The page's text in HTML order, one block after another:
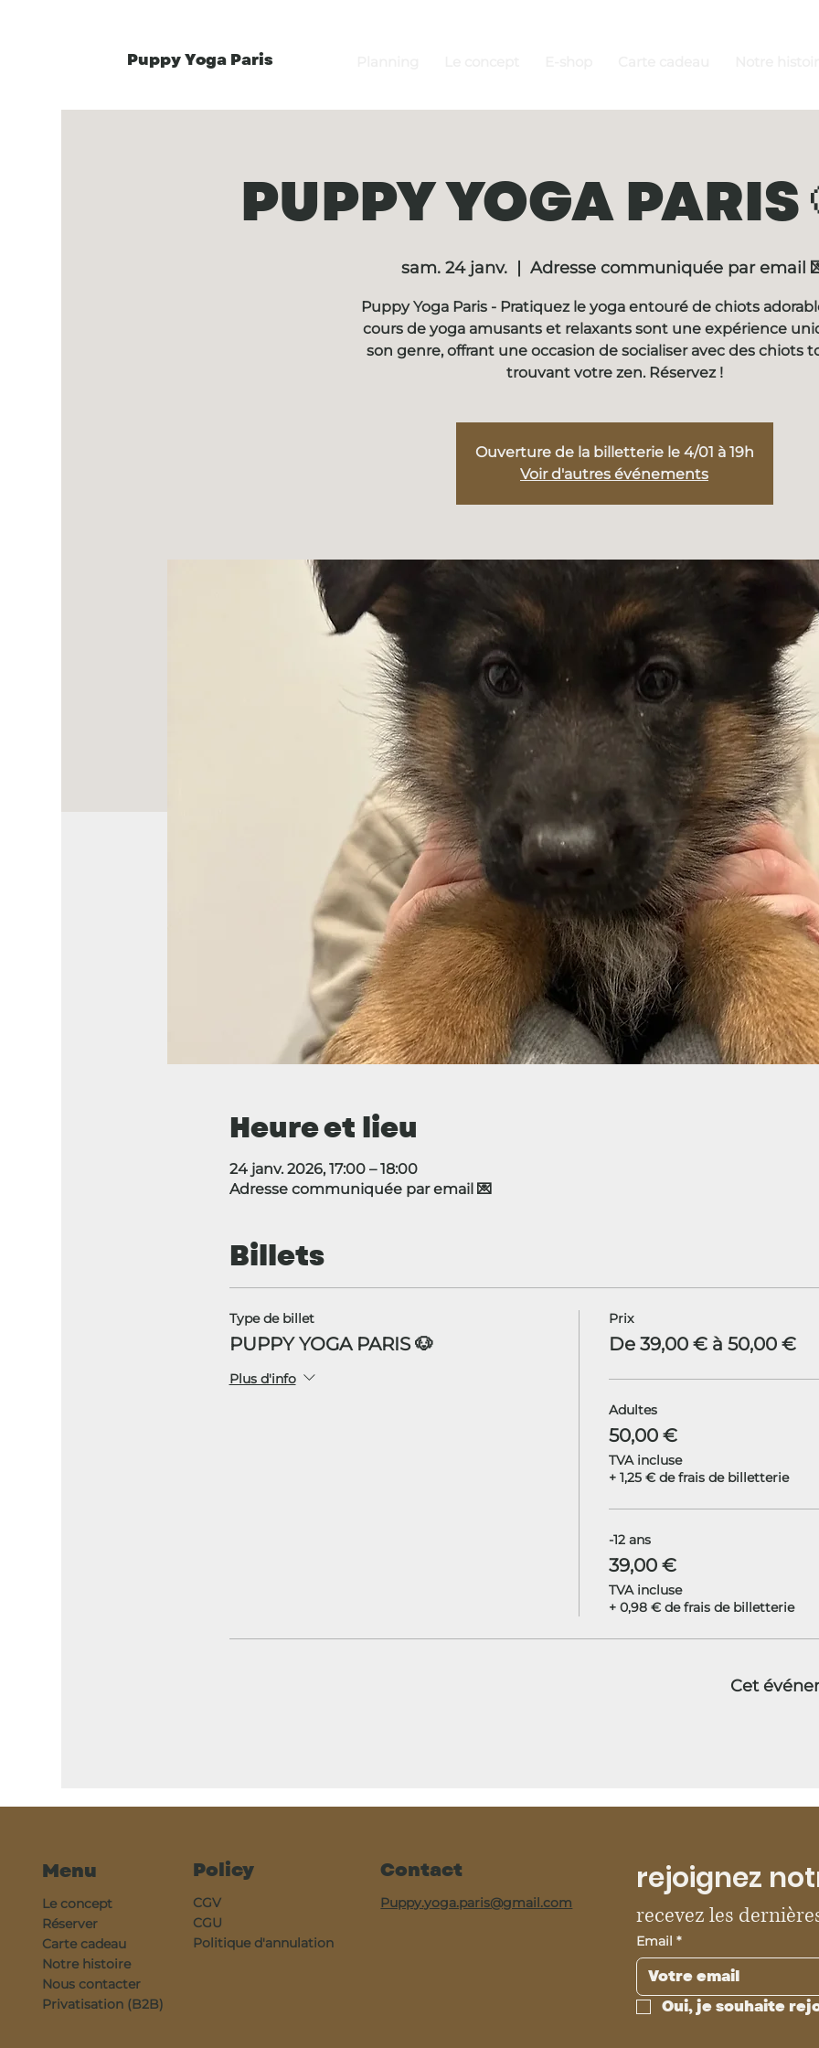
Puppy Yoga Paris
PUPPY YOGA PARIS
sam. 24 janv. Adresse communiquée par email
Puppy Yoga Paris - Pratiquez le yoga entouré de chiots
cours de yoga amusants et relaxants sont une expérience
son genre, offrant une occasion de socialiser avec des chiots
trouvant votre zen. Réservez !
Ouverture de la billetterie le 4/01 à 19h
Voir d'autres événements
Heure et lieu
24 janv. 2026, 17:00 – 18:00
Adresse communiquée par email 💌
Billets
Type de billet
PUPPY YOGA PARIS 🐶
Plus d'info
Prix
De 39,00 € à 50,00 €
Adultes
50,00 €
TVA incluse
+ 1,25 € de frais de billetterie
-12 ans
39,00 €
TVA incluse
+ 0,98 € de frais de billetterie
Cet
Menu
Le concept
Réserver
Carte cadeau
Notre histoire
Nous contacter
Privatisation (B2B)
Policy
CGV
CGU
Politique d'annulation
Contact
Puppy.yoga.paris@gmail.com
rejoignez
recevez les
Email *
Oui, je souhaite